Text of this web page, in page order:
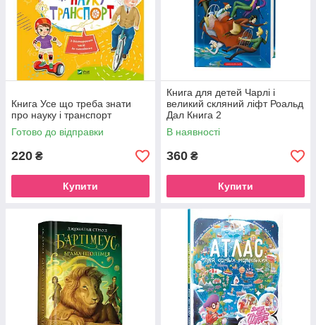
Книга Усе що треба знати
про науку і транспорт
Готово до відправки
220 ₴
Купити
Книга для детей Чарлі і
великий скляний ліфт Роальд
Дал Книга 2
В наявності
360 ₴
Купити